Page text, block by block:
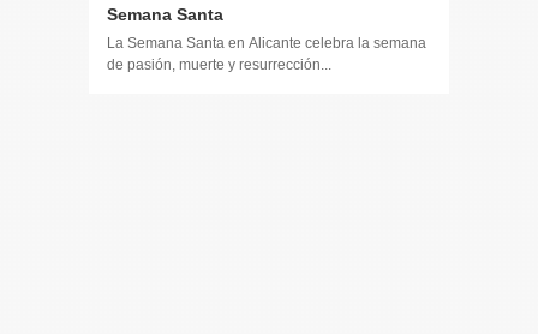
Semana Santa
La Semana Santa en Alicante celebra la semana
de pasión, muerte y resurrección...